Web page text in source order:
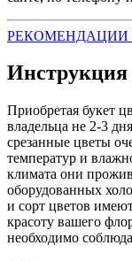
РЕКОМЕНДАЦИИ
Инструкция
Приобретая букет
владельца не 2-3
срезанные цветы
температур и
климата они
оборудованных
и сорт цветов
красоту вашего
необходимо